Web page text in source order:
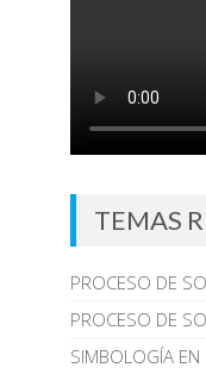
TEMAS
PROCESO DE
PROCESO DE
SIMBOLOGÍA EN